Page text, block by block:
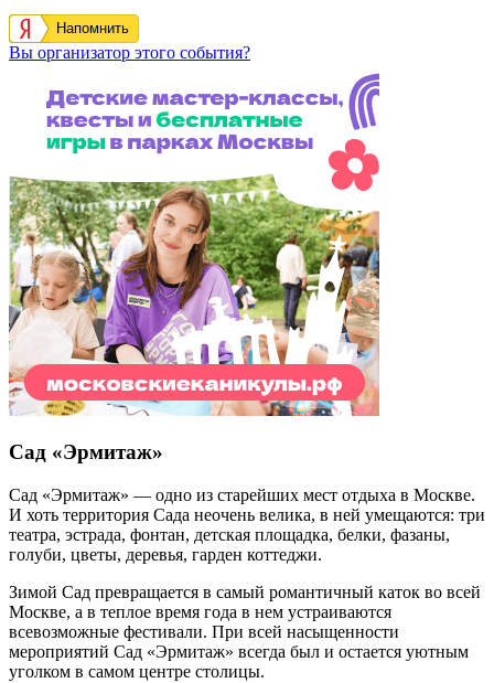
Напомнить
Вы организатор этого события?
Сад «Эрмитаж»
Сад «Эрмитаж» — одно из старейших мест отдыха в Москве.
И хоть территория Сада неочень велика, в ней умещаются: три
театра, эстрада, фонтан, детская площадка, белки, фазаны,
голуби, цветы, деревья, гарден коттеджи.
Зимой Сад превращается в самый романтичный каток во всей
Москве, а в теплое время года в нем устраиваются
всевозможные фестивали. При всей насыщенности
мероприятий Сад «Эрмитаж» всегда был и остается уютным
уголком в самом центре столицы.